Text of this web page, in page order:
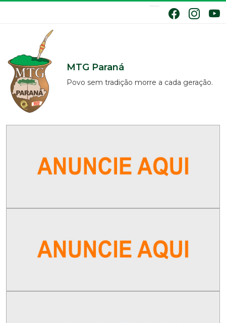
MTG Paraná
Povo sem tradição morre a cada geração.